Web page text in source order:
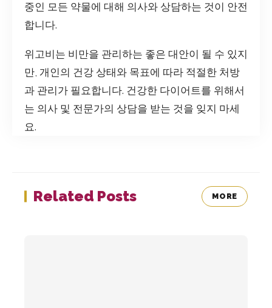
중인 모든 약물에 대해 의사와 상담하는 것이 안전
합니다.
위고비는 비만을 관리하는 좋은 대안이 될 수 있지
만, 개인의 건강 상태와 목표에 따라 적절한 처방
과 관리가 필요합니다. 건강한 다이어트를 위해서
는 의사 및 전문가의 상담을 받는 것을 잊지 마세
요.
Related Posts MORE